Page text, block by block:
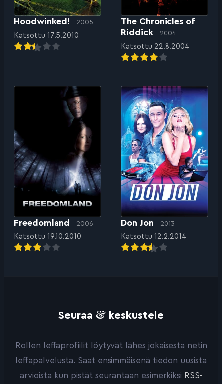
Hoodwinked! 2005
Katsottu 17.5.2010
The Chronicles of
Riddick
2004
Katsottu 22.8.2004
Freedomland 2006
Katsottu 19.10.2010
Don Jon 2013
Katsottu 12.2.2014
Seuraa & keskustele
Rollen leffaprofiilit löytyvät lähes jokaisesta netin
leffapalvelusta. Saat ensimmäisenä tiedon uusista
arvioista kun pistät seurantaan esimerkiksi RSS-